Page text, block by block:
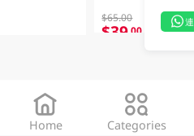
$65.00
$39.00
Home Categories